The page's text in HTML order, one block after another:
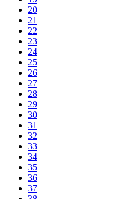
20
21
22
23
24
25
26
27
28
29
30
31
32
33
34
35
36
37